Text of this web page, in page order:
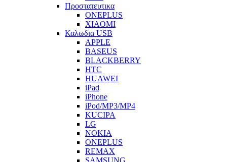
Προστατευτικα
ONEPLUS
XIAOMI
Καλωδια USB
APPLE
BASEUS
BLACKBERRY
HTC
HUAWEI
iPad
iPhone
iPod/MP3/MP4
KUCIPA
LG
NOKIA
ONEPLUS
REMAX
SAMSUNG